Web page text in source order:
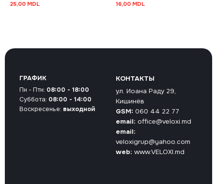
25,00 MDL
16,00 MDL
КОНТАКТЫ
ул. Иоана Раду 29,
Кишинёв
GSM: 060 44 22 77
email: office@veloxi.md
email:
veloxigrup@yahoo.com
web: www.VELOXI.md
ГРАФИК
Пн - Птн: 08:00 - 18:00
Суббота: 08:00 - 14:00
Воскресенье: выходной